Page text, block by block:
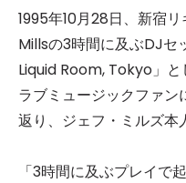
1995年10月28日、新宿
Millsの3時間に及ぶDJセ
Liquid Room, Tokyo」と
ラブミュージックファン
返り、ジェフ・ミルズ本
「3時間に及ぶプレイで